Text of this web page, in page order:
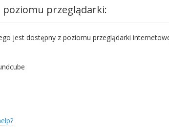
poziomu przeglądarki:
jest dostępny z poziomu przeglądarki